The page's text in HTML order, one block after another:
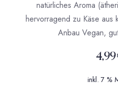
natürliches Aroma
hervorragend zu Käse aus
Anbau Vegan,
4,99
inkl. 7 %